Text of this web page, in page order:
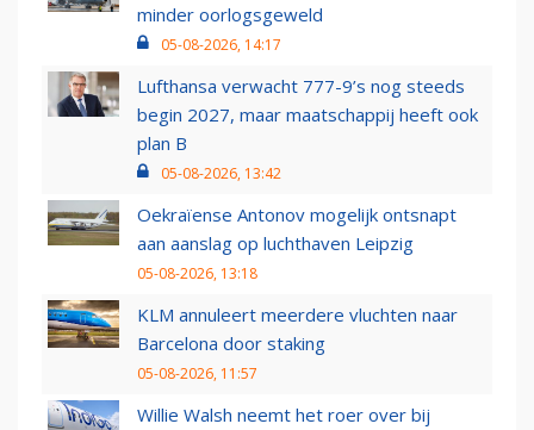
minder oorlogsgeweld
05-08-2026, 14:17
Lufthansa verwacht 777-9’s nog steeds
begin 2027, maar maatschappij heeft ook
plan B
05-08-2026, 13:42
Oekraïense Antonov mogelijk ontsnapt
aan aanslag op luchthaven Leipzig
05-08-2026, 13:18
KLM annuleert meerdere vluchten naar
Barcelona door staking
05-08-2026, 11:57
Willie Walsh neemt het roer over bij